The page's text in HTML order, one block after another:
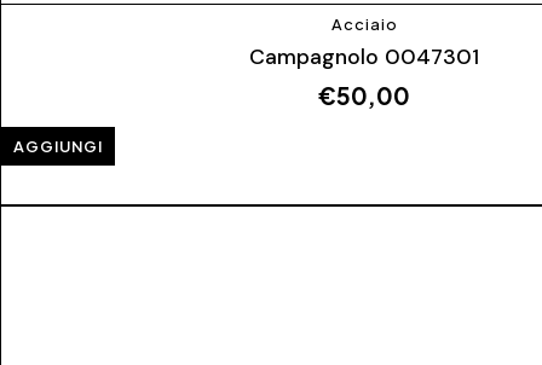
Acciaio
Campagnolo 0047301
€50,00
AGGIUNGI